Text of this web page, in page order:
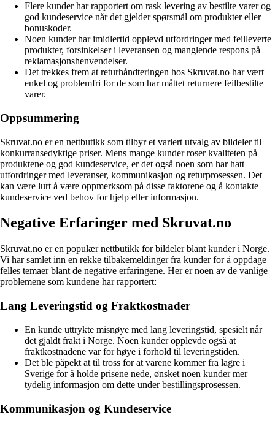
Flere kunder har rapportert om rask levering av bestilte varer og
god kundeservice når det gjelder spørsmål om produkter eller
bonuskoder.
Noen kunder har imidlertid opplevd utfordringer med feilleverte
produkter, forsinkelser i leveransen og manglende respons på
reklamasjonshenvendelser.
Det trekkes frem at returhåndteringen hos Skruvat.no har vært
enkel og problemfri for de som har måttet returnere feilbestilte
varer.
Oppsummering
Skruvat.no er en nettbutikk som tilbyr et variert utvalg av bildeler til
konkurransedyktige priser. Mens mange kunder roser kvaliteten på
produktene og god kundeservice, er det også noen som har hatt
utfordringer med leveranser, kommunikasjon og returprosessen. Det
kan være lurt å være oppmerksom på disse faktorene og å kontakte
kundeservice ved behov for hjelp eller informasjon.
Negative Erfaringer med Skruvat.no
Skruvat.no er en populær nettbutikk for bildeler blant kunder i Norge.
Vi har samlet inn en rekke tilbakemeldinger fra kunder for å oppdage
felles temaer blant de negative erfaringene. Her er noen av de vanlige
problemene som kundene har rapportert:
Lang Leveringstid og Fraktkostnader
En kunde uttrykte misnøye med lang leveringstid, spesielt når
det gjaldt frakt i Norge. Noen kunder opplevde også at
fraktkostnadene var for høye i forhold til leveringstiden.
Det ble påpekt at til tross for at varene kommer fra lagre i
Sverige for å holde prisene nede, ønsket noen kunder mer
tydelig informasjon om dette under bestillingsprosessen.
Kommunikasjon og Kundeservice